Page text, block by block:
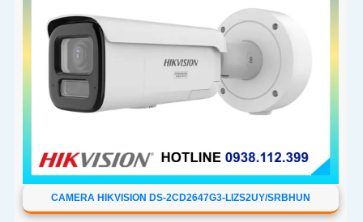
CAMERA HIKVISION DS-2CD2647G3-LIZS2UY/SRBHUN